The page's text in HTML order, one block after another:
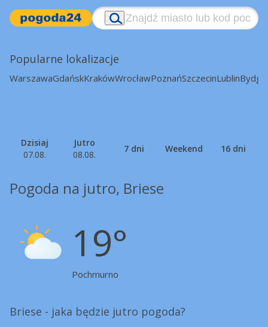
Popularne lokalizacje
WarszawaGdańskKrakówWrocławPoznańSzczecinLublin
Dzisiaj
07.08.
Jutro
08.08.
7 dni Weekend 16 dni
Pogoda na jutro, Briese
19°
Pochmurno
Briese - jaka będzie jutro pogoda?